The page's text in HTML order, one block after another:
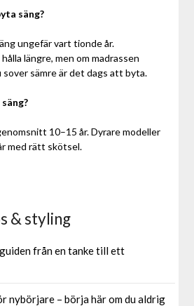
säng?
ungefär vart tionde år.
längre, men om madrassen
sover sämre är det dags att byta.
10–15 år. Dyrare modeller
med rätt skötsel.
& styling
från en tanke till ett
nybörjare – börja här om du aldrig